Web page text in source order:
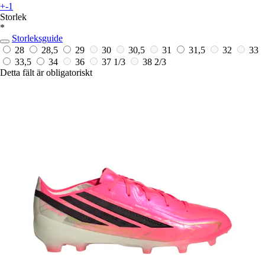
+-1
Storlek
*
Storleksguide
28
28,5 29 30 30,5 31 31,5 32
33
33,5
34 36 37 1/3
38 2/3
Detta fält är obligatoriskt